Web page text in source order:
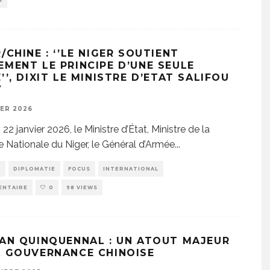
CHINE : ‘’LE NIGER SOUTIENT
LE PRINCIPE D’UNE SEULE
DIXIT LE MINISTRE D’ETAT SALIFOU
2026
janvier 2026, le Ministre d’État, Ministre de la
Nationale du Niger, le Général d’Armée...
DIPLOMATIE FOCUS INTERNATIONAL
0 98 VIEWS
QUINQUENNAL : UN ATOUT MAJEUR
GOUVERNANCE CHINOISE